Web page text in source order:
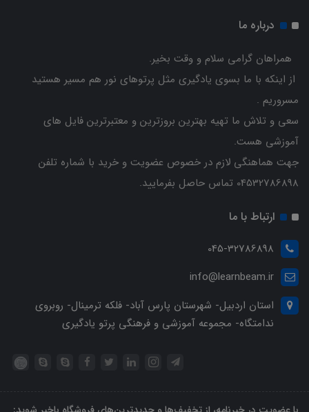
درباره ما
همراهان گرامی سلام و وقت بخیر.
از اینکه با ما بسوی یادگیری مثل پرتوهای نور هم مسیر هستید
مسروریم .
سعی و تلاش ما تهیه بهترین بروزترین و معتبرترین فایل های
آموزشی هست.
جهت هماهنگی لازم در خصوص عضویت و خرید با شماره تلفن
04532786898 تماس حاصل بفرمایید.
ارتباط با ما
045-32786898
info@learnbeam.ir
استان اردبیل- شهرستان پارس آباد- فلکه ترمینال- روبروی
ندامتگاه- مجموعه آموزشی و فرهنگی پرتو یادگیری